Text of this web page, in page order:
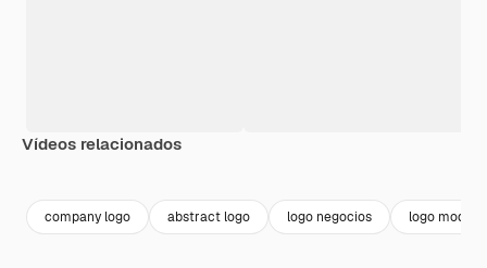
Vídeos relacionados
company logo abstract logo logo negocios logo